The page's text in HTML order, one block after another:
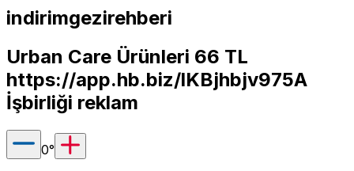
indirimgezirehberi
Urban Care Ürünleri 66 TL
https://app.hb.biz/lKBjhbjv975A
İşbirliği reklam
0°